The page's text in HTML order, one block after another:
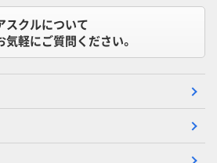
スクルについて
気軽にご質問ください。